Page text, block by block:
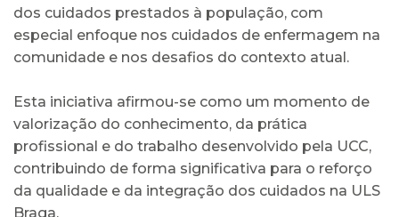
dos cuidados prestados à população, com
especial enfoque nos cuidados de enfermagem na
comunidade e nos desafios do contexto atual.
Esta iniciativa afirmou-se como um momento de
valorização do conhecimento, da prática
profissional e do trabalho desenvolvido pela UCC,
contribuindo de forma significativa para o reforço
da qualidade e da integração dos cuidados na ULS
Braga.